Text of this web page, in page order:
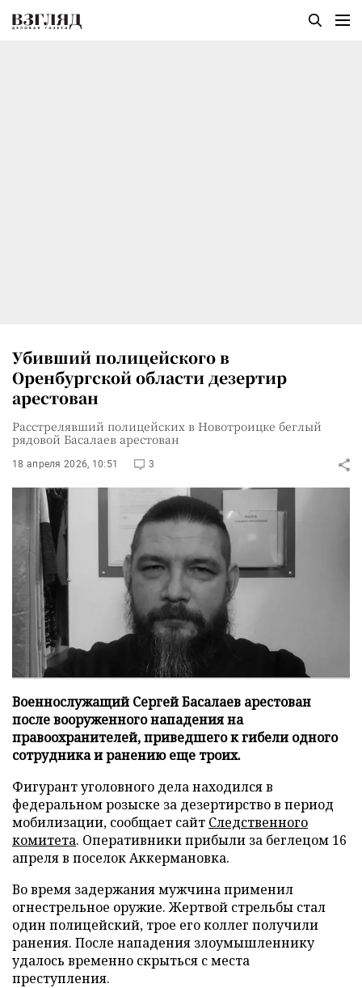
Убивший полицейского в
Оренбургской области дезертир
арестован
Расстрелявший полицейских в Новотроицке беглый
рядовой Басалаев арестован
18 апреля 2026, 10:51 3
Военнослужащий Сергей Басалаев арестован
после вооруженного нападения на
правоохранителей, приведшего к гибели одного
сотрудника и ранению еще троих.
Фигурант уголовного дела находился в
федеральном розыске за дезертирство в период
мобилизации, сообщает сайт Следственного
комитета. Оперативники прибыли за беглецом 16
апреля в поселок Аккермановка.
Во время задержания мужчина применил
огнестрельное оружие. Жертвой стрельбы стал
один полицейский, трое его коллег получили
ранения. После нападения злоумышленнику
удалось временно скрыться с места
преступления.